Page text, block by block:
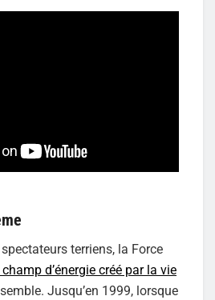
terriens, la Force
d’énergie créé par la vie
Jusqu’en 1999, lorsque